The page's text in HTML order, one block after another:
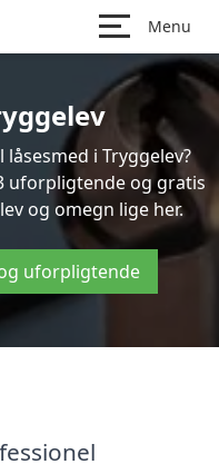
Menu
i Tryggelev?
uforpligtende og gratis
og omegn lige her.
uforpligtende